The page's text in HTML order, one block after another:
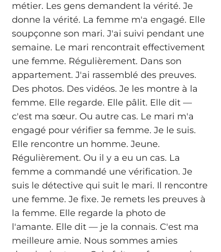
métier. Les gens demandent la vérité. Je
donne la vérité. La femme m'a engagé. Elle
soupçonne son mari. J'ai suivi pendant une
semaine. Le mari rencontrait effectivement
une femme. Régulièrement. Dans son
appartement. J'ai rassemblé des preuves.
Des photos. Des vidéos. Je les montre à la
femme. Elle regarde. Elle pâlit. Elle dit —
c'est ma sœur. Ou autre cas. Le mari m'a
engagé pour vérifier sa femme. Je le suis.
Elle rencontre un homme. Jeune.
Régulièrement. Ou il y a eu un cas. La
femme a commandé une vérification. Je
suis le détective qui suit le mari. Il rencontre
une femme. Je fixe. Je remets les preuves à
la femme. Elle regarde la photo de
l'amante. Elle dit — je la connais. C'est ma
meilleure amie. Nous sommes amies